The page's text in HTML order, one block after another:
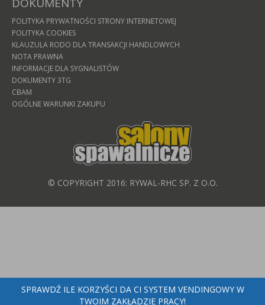
POLITYKA PRYWATNOŚCI STRONY INTERNETOWEJ
POLITYKA COOKIES
KLAUZULA RODO DLA TRANSAKCJI HANDLOWYCH
NOTA PRAWNA
INFORMACJE DLA SYGNALISTÓW
DOKUMENTY 3TG
CBAM
OGÓLNE WARUNKI ZAKUPU
© COPYRIGHT 2016: RYWAL-RHC SP. Z O.O.
SPRAWDŹ ILE KORZYŚCI DA CI SYSTEM VENDINGOWY W
TWOIM ZAKŁADZIE PRACY!